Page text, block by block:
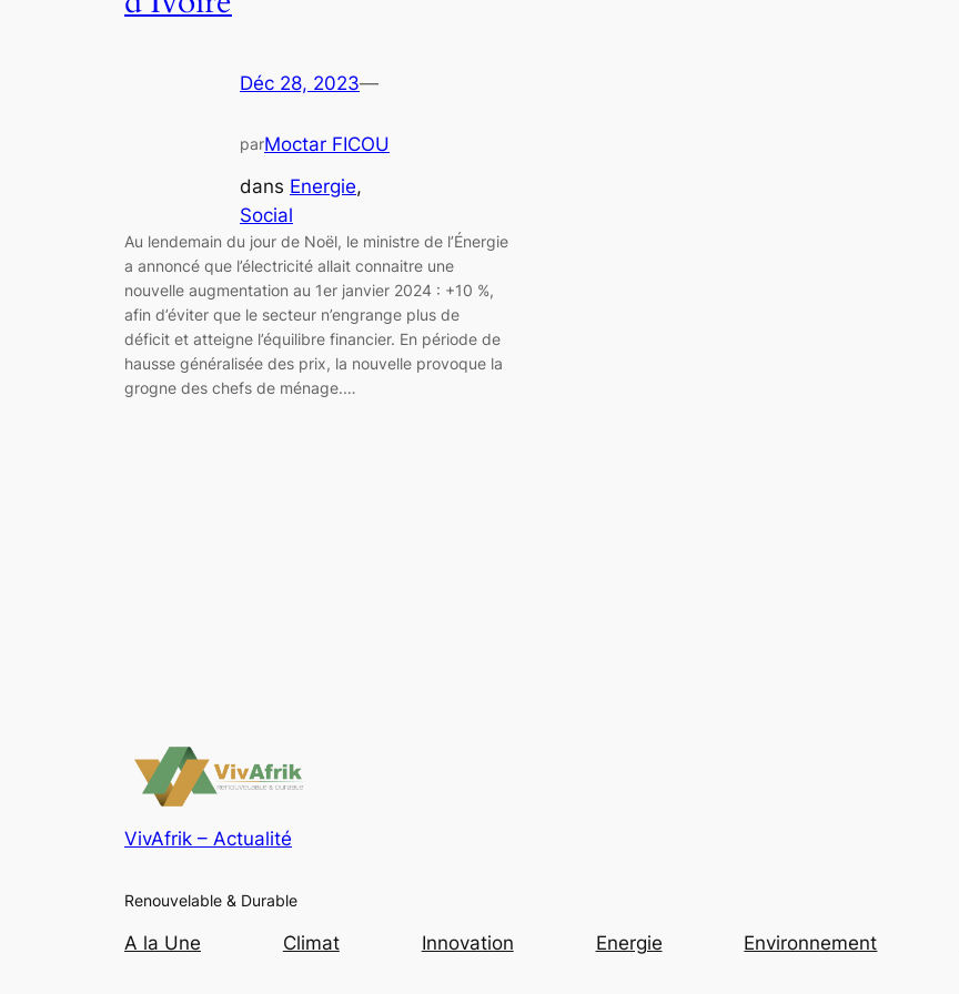
Déc 28, 2023—
parMoctar FICOU
dans Energie
Social
Au lendemain du jour de Noël, le ministre de l’Énergie
a annoncé que l’électricité allait connaitre une
nouvelle augmentation au 1er janvier 2024 : +10 %,
afin d’éviter que le secteur n’engrange plus de
déficit et atteigne l’équilibre financier. En période de
hausse généralisée des prix, la nouvelle provoque la
grogne des chefs de ménage.…
VivAfrik – Actualité
Renouvelable & Durable
A la Une Climat Innovation Energie Environnement